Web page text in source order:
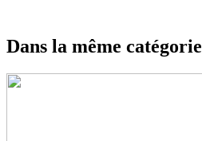
Dans la même catégorie